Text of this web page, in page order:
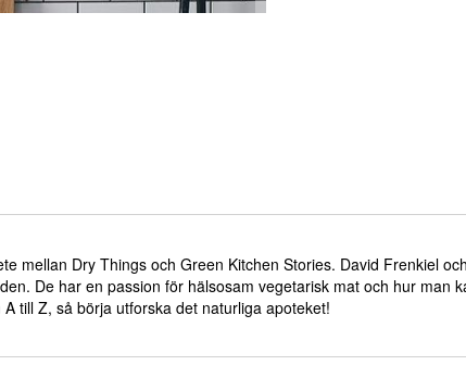
mellan Dry Things och Green Kitchen Stories. David Frenkiel
De har en passion för hälsosam vegetarisk mat och hur man
till Z, så börja utforska det naturliga apoteket!